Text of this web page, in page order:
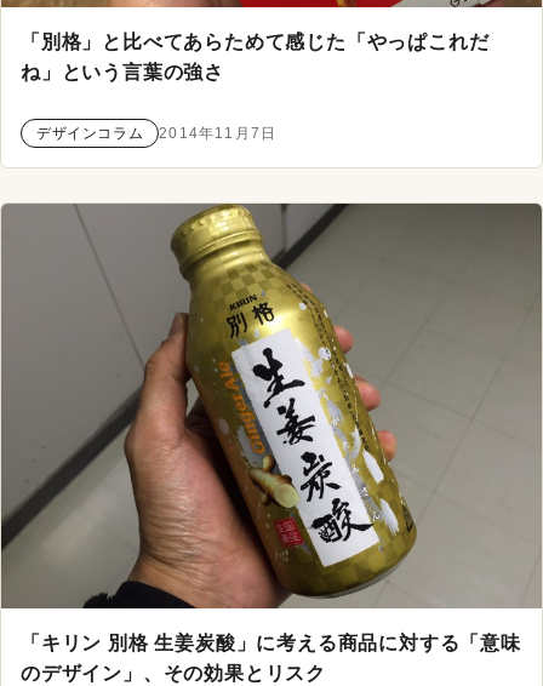
「別格」と比べてあらためて感じた「やっぱこれだ
ね」という言葉の強さ
デザインコラム 2014年11月7日
「キリン 別格 生姜炭酸」に考える商品に対する「意味
のデザイン」、その効果とリスク